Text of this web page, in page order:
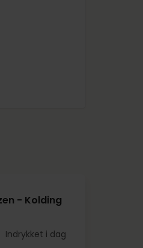
- Kolding
Indrykket i dag